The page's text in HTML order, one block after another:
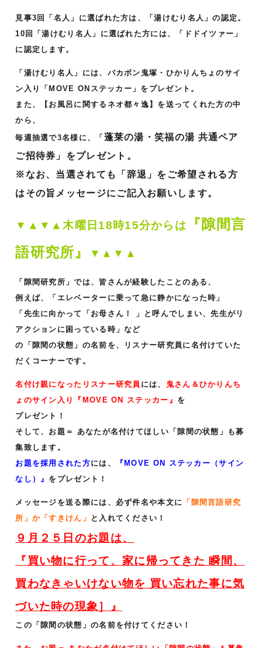
見事3回「名人」に選ばれた方は、「湯けむり名人」の認定。
10回「湯けむり名人」に選ばれた方には、「ドドイツァー」
に認定します。
「湯けむり名人」には、バカボン鬼塚・ひかりんちょのサイ
ン入り「MOVE ONステッカー」をプレゼント。
また、【お風呂に関するネオ都々逸】を送ってくれた方の中
から、
毎週抽選で3名様に、「 蓬莱の湯・笑福の湯 共通ペア
ご招待券」をプレゼント。
※なお、当選されても「辞退」をご希望される方
はその旨メッセージにご記入お願いします。
▼▲▼▲木曜日18時15分からは
『隙間言
語研究所』
▼▲▼▲
「隙間研究所」では、皆さんが経験したことのある、
例えば、「エレベーターに乗って急に静かになった時」
「先生に向かって「お母さん！ 」と呼んでしまい、先生がリ
アクションに困っている時」など
の「隙間の状態」の名前を、リスナー研究員に名付けていた
だくコーナーです。
名付け親になったリスナー研究員 には、 鬼さん＆ひかりんち
ょのサイン入り『MOVE ON ステッカー』 を
プレゼント！
そして、お題＝ あなたが名付けてほしい「隙間の状態」も募
集致します。
お題を採用された方には、
『MOVE ON ステッカー（サイン
なし）』 をプレゼント！
メッセージを送る際には、必ず件名や本文に 「隙間言語研究
所」か「すきけん」
と入れてください！
９月２５日のお題は、
『 買い物に行って、家に帰ってきた 瞬間、
買わなきゃいけない物を 買い忘れた事に気
づいた時の現象］
』
この「隙間の状態」の名前を付けてください！